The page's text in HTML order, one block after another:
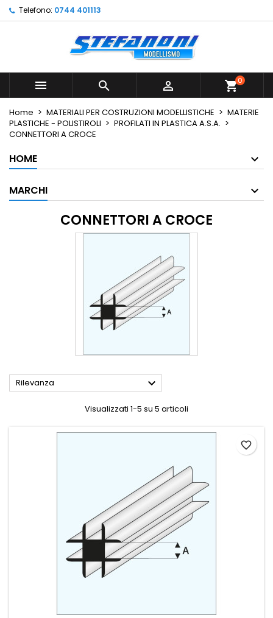
Telefono: 0744 401113
   shopping_cart0
Home MATERIALI PER COSTRUZIONI MODELLISTICHE
MATERIE
PLASTICHE - POLISTIROLI
PROFILATI IN PLASTICA A.S.A.
CONNETTORI A CROCE
HOME
MARCHI
CONNETTORI A CROCE
Rilevanza 
Visualizzati 1-5 su 5 articoli
favorite_border
Le mie liste di desideri ×
Crea nuova lista
((modalTitle)) ×
((confirmMessage))
((cancelText)) ((modalDeleteText))
Crea lista dei desideri ×
Annulla Crea lista dei desideri
Accedi ×
Devi avere effettuato l'accesso per salvare dei